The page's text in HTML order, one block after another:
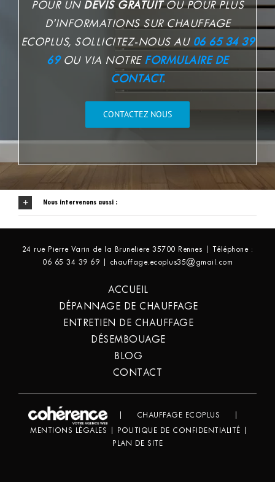
POUR UN DEVIS GRATUITOU POUR PLUS
D’INFORMATIONS SUR CHAUFFAGE
ECOPLUS, SOLLICITEZ-NOUS AU 06 65 34 39
69 OU VIA NOTRE FORMULAIRE DE
CONTACT.
CONTACTEZ NOUS
Nous intervenons aussi :
24 rue Pierre Varin de la Bruneliere 35700 Rennes | Téléphone :
06 65 34 39 69 | chauffage.ecoplus35@gmail.com
ACCUEIL
DÉPANNAGE DE CHAUFFAGE
ENTRETIEN DE CHAUFFAGE
DÉSEMBOUAGE
BLOG
CONTACT
CHAUFFAGE ECOPLUS
MENTIONS LÉGALES POLITIQUE DE CONFIDENTIALITÉ
PLAN DE SITE